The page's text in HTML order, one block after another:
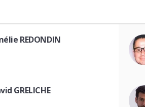
REDONDIN
GRELICHE